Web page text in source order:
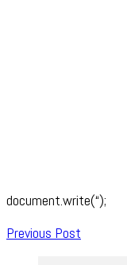
document.write(“);
Post
Previous Post